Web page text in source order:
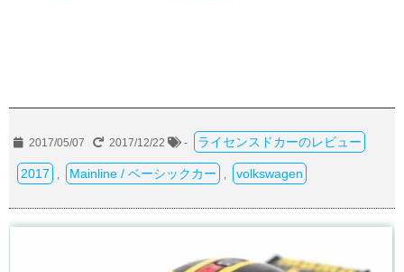
2017/05/07 2017/12/22 - ライセンスドカーのレビュー
2017 Mainline / ベーシックカー volkswagen